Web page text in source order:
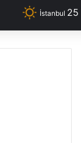
İstanbul 25